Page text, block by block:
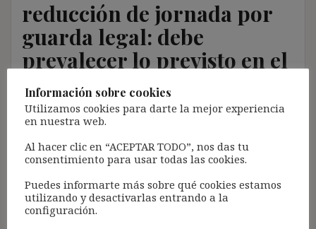
reducción de jornada por
guarda legal: debe
prevalecer lo previsto en el
Convenio Colectivo (TS
18.5.16)
Nota:
El propósito de este blog es compartir contenido de
forma totalmente GRATUITA.
Información sobre cookies
Utilizamos cookies para darte la mejor experiencia
en nuestra web.
Al hacer clic en “ACEPTAR TODO”, nos das tu
consentimiento para usar todas las cookies.
Puedes informarte más sobre qué cookies estamos
utilizando y desactivarlas entrando a la
configuración.